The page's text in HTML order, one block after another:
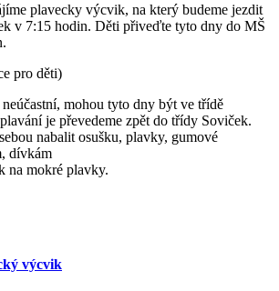
plavecky výcvik, na který budeme jezdit
v 7:15 hodin. Děti přiveďte tyto dny do MŠ
pro děti)
mohou tyto dny být ve třídě
je převedeme zpět do třídy Soviček.
nabalit osušku, plavky, gumové
dívkám
na mokré plavky.
výcvik